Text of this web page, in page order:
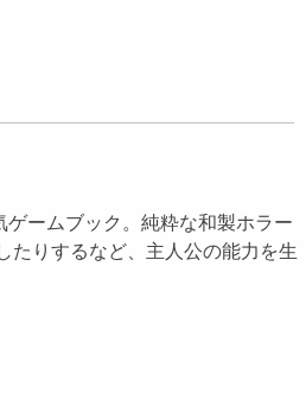
ームブック。純粋な和製ホラー
たりするなど、主人公の能力を生